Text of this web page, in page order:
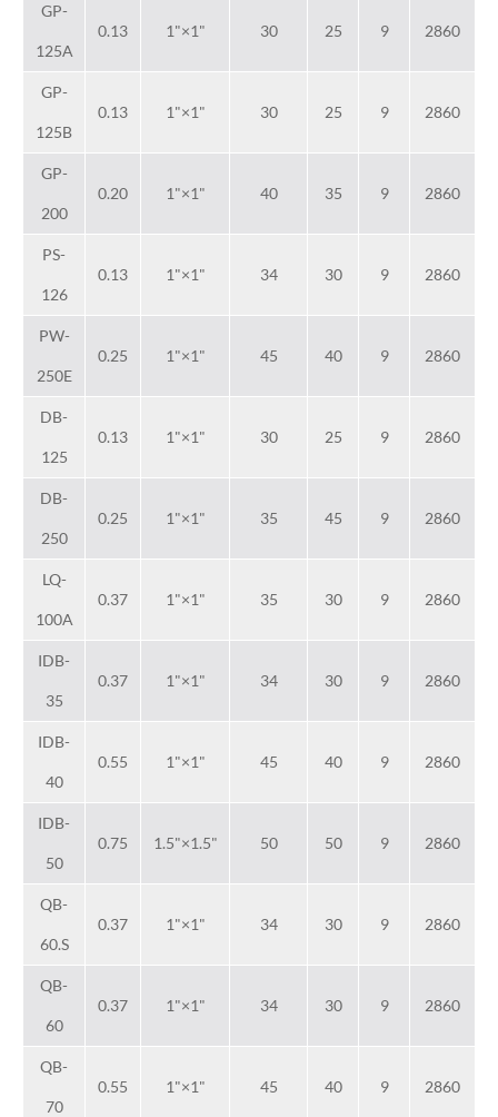
GP-
125A
0.13 1"×1" 30 25 9 2860
GP-
125B
0.13 1"×1" 30 25 9 2860
GP-
200
0.20 1"×1" 40 35 9 2860
PS-
126
0.13 1"×1" 34 30 9 2860
PW-
250E
0.25 1"×1" 45 40 9 2860
DB-
125
0.13 1"×1" 30 25 9 2860
DB-
250
0.25 1"×1" 35 45 9 2860
LQ-
100A
0.37 1"×1" 35 30 9 2860
IDB-
35
0.37 1"×1" 34 30 9 2860
IDB-
40
0.55 1"×1" 45 40 9 2860
IDB-
50
0.75 1.5"×1.5" 50 50 9 2860
QB-
60.S
0.37 1"×1" 34 30 9 2860
QB-
60
0.37 1"×1" 34 30 9 2860
QB-
70
0.55 1"×1" 45 40 9 2860